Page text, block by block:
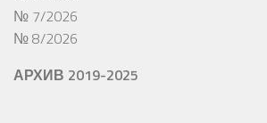
№ 7/2026
№ 8/2026
АРХИВ 2019-2025